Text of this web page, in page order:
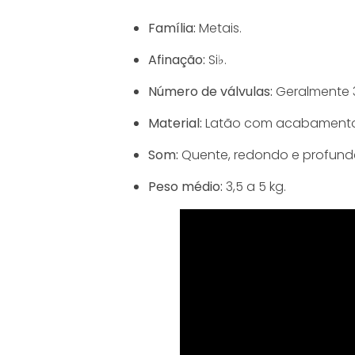
Família: Metais.
Afinação: Si♭.
Número de válvulas: Geralmente
Material: Latão com
Som: Quente, redondo e
Peso médio: 3,5 a 5 kg.